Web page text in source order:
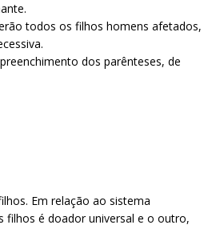
todos os filhos homens afetados,
dos parênteses, de
Em relação ao sistema
filhos é doador universal e o outro,